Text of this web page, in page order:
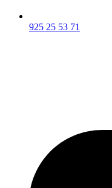
925 25 53 71